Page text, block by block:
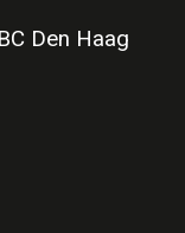
Den Haag